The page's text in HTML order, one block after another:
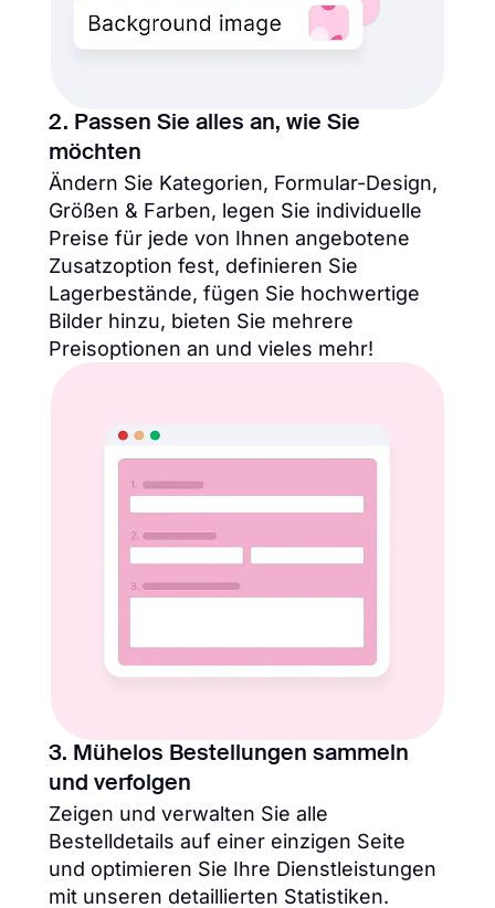
2. Passen Sie alles an, wie Sie
möchten
Ändern Sie Kategorien, Formular-Design,
Größen & Farben, legen Sie individuelle
Preise für jede von Ihnen angebotene
Zusatzoption fest, definieren Sie
Lagerbestände, fügen Sie hochwertige
Bilder hinzu, bieten Sie mehrere
Preisoptionen an und vieles mehr!
3. Mühelos Bestellungen sammeln
und verfolgen
Zeigen und verwalten Sie alle
Bestelldetails auf einer einzigen Seite
und optimieren Sie Ihre Dienstleistungen
mit unseren detaillierten Statistiken.